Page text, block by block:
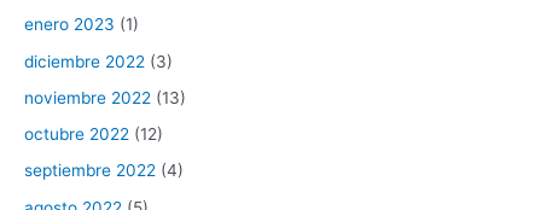
enero 2023 (1)
diciembre 2022 (3)
noviembre 2022 (13)
octubre 2022 (12)
septiembre 2022 (4)